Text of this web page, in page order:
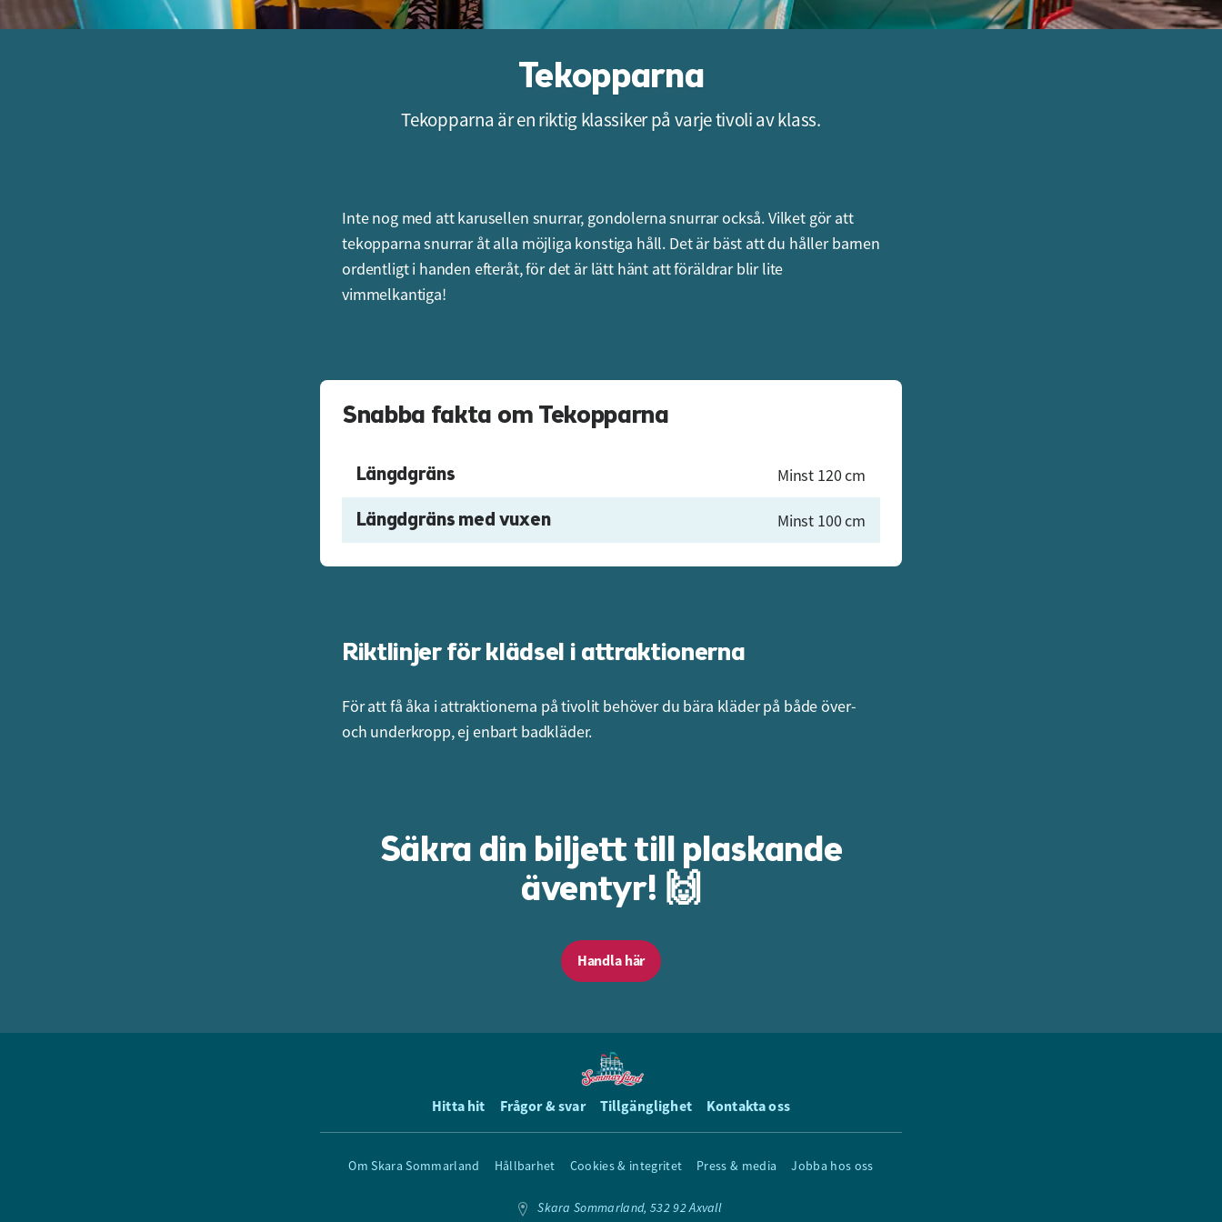
Tekopparna
Tekopparna är en riktig klassiker på varje tivoli av klass.
Inte nog med att karusellen snurrar, gondolerna snurrar också. Vilket gör att
tekopparna snurrar åt alla möjliga konstiga håll. Det är bäst att du håller barnen
ordentligt i handen efteråt, för det är lätt hänt att föräldrar blir lite
vimmelkantiga!
Snabba fakta om Tekopparna
Längdgräns Minst 120 cm
Längdgräns med vuxen Minst 100 cm
Riktlinjer för klädsel i attraktionerna
För att få åka i attraktionerna på tivolit behöver du bära kläder på både över-
och underkropp, ej enbart badkläder.
Säkra din biljett till plaskande
äventyr! 🙌
Handla här
Hitta hit Frågor & svar Tillgänglighet Kontakta oss
Om Skara Sommarland Hållbarhet Cookies & integritet Press & media Jobba hos oss
Skara Sommarland, 532 92 Axvall